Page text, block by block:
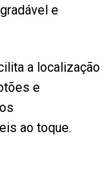
e
a localização
e
ao toque.